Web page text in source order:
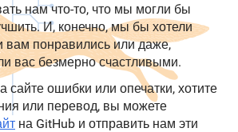
нам что-то, что мы могли бы
И, конечно, мы бы хотели
вам понравились или даже,
вас безмерно счастливыми.
ошибки или опечатки, хотите
или перевод, вы можете
на GitHub и отправить нам эти